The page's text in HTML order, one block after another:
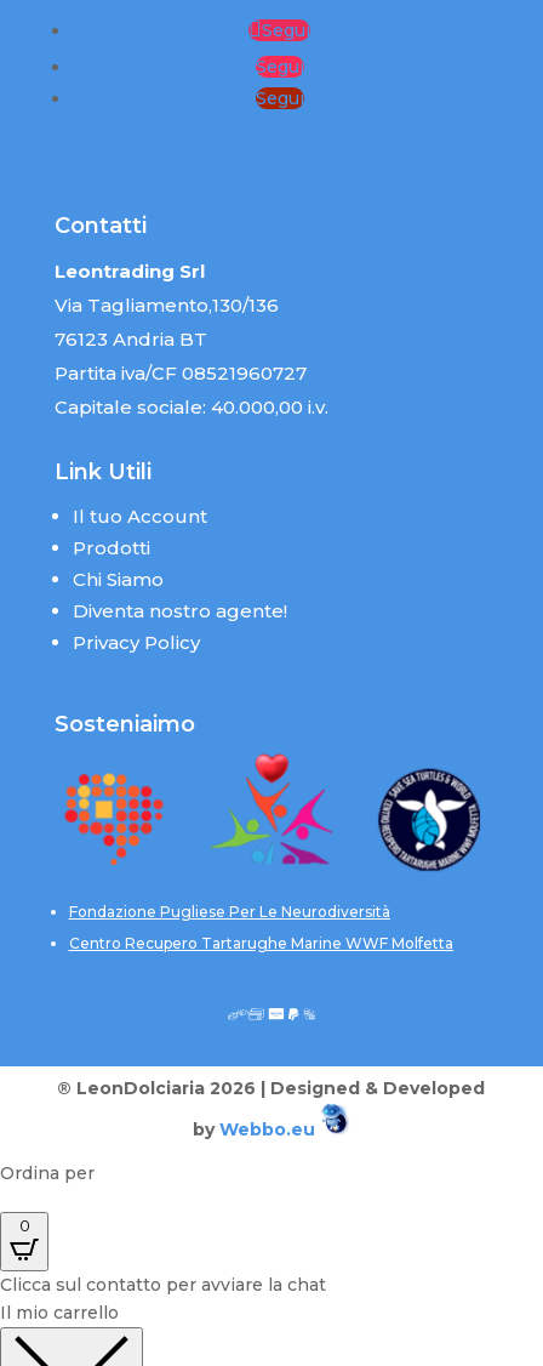
Segui
Segui
Segui
Contatti
Leontrading Srl
Via Tagliamento,130/136
76123 Andria BT
Partita iva/CF 08521960727
Capitale sociale: 40.000,00 i.v.
Link Utili
Il tuo Account
Prodotti
Chi Siamo
Diventa nostro agente!
Privacy Policy
Sosteniaimo
Fondazione Pugliese Per Le Neurodiversità
Centro Recupero Tartarughe Marine WWF Molfetta
® LeonDolciaria 2026 | Designed & Developed
by Webbo.eu
Ordina per
0
Clicca sul contatto per avviare la chat
Il mio carrello